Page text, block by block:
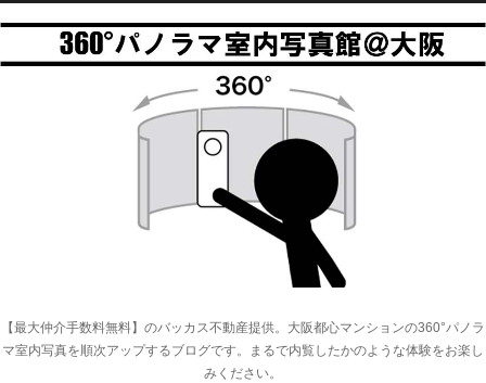
【最大仲介手数料無料】のバッカス不動産提供。大阪都心マンションの360°パノラ
マ室内写真を順次アップするブログです。まるで内覧したかのような体験をお楽し
みください。